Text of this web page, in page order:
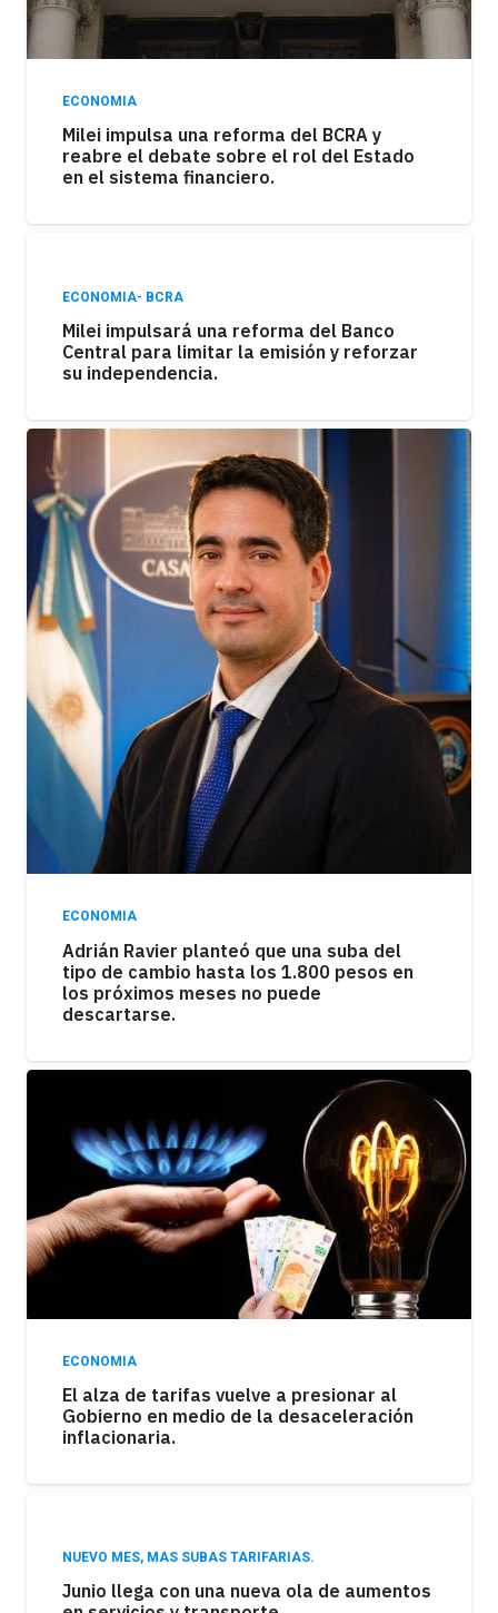
ECONOMIA
Milei impulsa una reforma del BCRA y
reabre el debate sobre el rol del Estado
en el sistema financiero.
ECONOMIA- BCRA
Milei impulsará una reforma del Banco
Central para limitar la emisión y reforzar
su independencia.
ECONOMIA
Adrián Ravier planteó que una suba del
tipo de cambio hasta los 1.800 pesos en
los próximos meses no puede
descartarse.
ECONOMIA
El alza de tarifas vuelve a presionar al
Gobierno en medio de la desaceleración
inflacionaria.
NUEVO MES, MAS SUBAS TARIFARIAS.
Junio llega con una nueva ola de aumentos